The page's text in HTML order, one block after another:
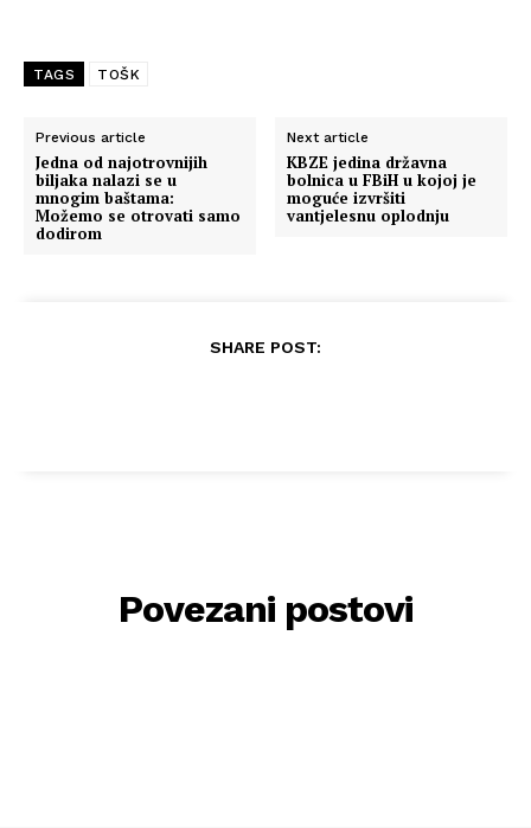
TAGS TOŠK
Previous article
Jedna od najotrovnijih
biljaka nalazi se u
mnogim baštama:
Možemo se otrovati samo
dodirom
Next article
KBZE jedina državna
bolnica u FBiH u kojoj je
moguće izvršiti
vantjelesnu oplodnju
SHARE POST:
Povezani postovi